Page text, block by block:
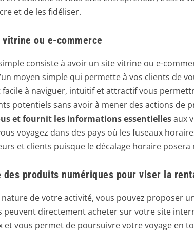
et de les fidéliser.
vitrine ou e-commerce
consiste à avoir un site vitrine ou e-
moyen simple qui permette à vos clients de
à naviguer, intuitif et attractif vous
potentiels sans avoir à mener des actions de
et fournit les informations essentiellesaux
voyagez dans des pays où les fuseaux
et clients puisque le décalage horaire
des produits numériques pour viser la
nature de votre activité, vous pouvez proposer
peuvent directement acheter sur votre site
et vous permet de poursuivre votre voyage en